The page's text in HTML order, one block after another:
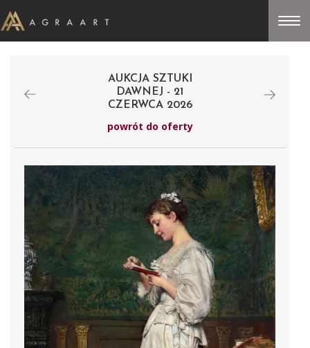
AUKCJA SZTUKI
DAWNEJ - 21
CZERWCA 2026
powrót do oferty